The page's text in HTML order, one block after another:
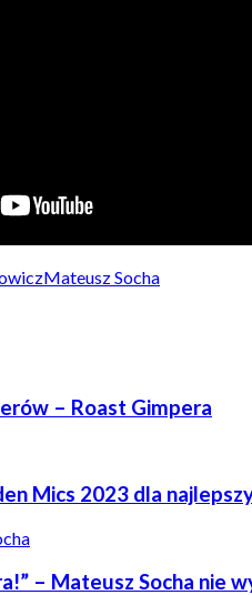
Mateusz Socha
– Roast Gimpera
Mics 2023 dla
– Mateusz Socha nie